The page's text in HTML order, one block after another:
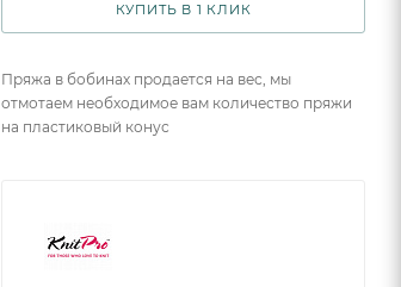
КУПИТЬ В 1 КЛИК
Пряжа в бобинах продается на вес, мы
отмотаем необходимое вам количество пряжи
на пластиковый конус